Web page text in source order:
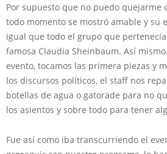
Por supuesto que no puedo quejarme
todo momento se mostró amable y su
igual que todo el grupo que
famosa Claudia Sheinbaum. Así
evento, tocamos las primera piezas y
los discursos políticos, el staff nos
botellas de agua o gatorade para no
los asientos y sobre todo para tener
Fue así como iba transcurriendo el